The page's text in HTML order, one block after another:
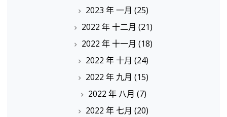
2023 年 一月 (25)
2022 年 十二月 (21)
2022 年 十一月 (18)
2022 年 十月 (24)
2022 年 九月 (15)
2022 年 八月 (7)
2022 年 七月 (20)